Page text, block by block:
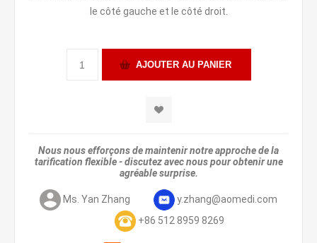
le côté gauche et le côté droit.
Nous nous efforçons de maintenir notre approche de la
tarification flexible - discutez avec nous pour obtenir une
agréable surprise.
Ms. Yan Zhang
y.zhang@aomedi.com
+86 512 8959 8269